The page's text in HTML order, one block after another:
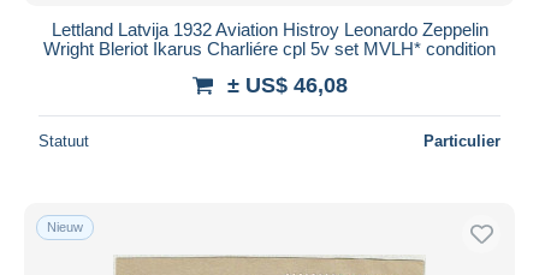
Lettland Latvija 1932 Aviation Histroy Leonardo Zeppelin
Wright Bleriot Ikarus Charliére cpl 5v set MVLH* condition
± US$ 46,08
Statuut Particulier
Nieuw